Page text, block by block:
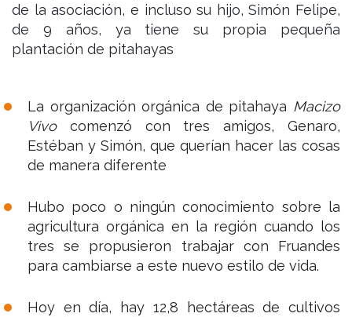
de la asociación, e incluso su hijo, Simón Felipe,
de 9 años, ya tiene su propia pequeña
plantación de pitahayas
La organización orgánica de pitahaya Macizo
Vivocomenzó con tres amigos, Genaro,
Estéban y Simón, que querían hacer las cosas
de manera diferente
Hubo poco o ningún conocimiento sobre la
agricultura orgánica en la región cuando los
tres se propusieron trabajar con Fruandes
para cambiarse a este nuevo estilo de vida.
Hoy en día, hay 12,8 hectáreas de cultivos